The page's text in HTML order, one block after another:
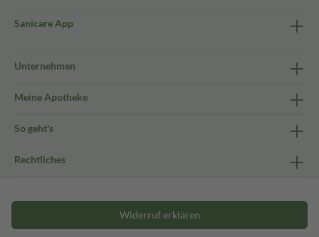
Sanicare App
Unternehmen
Meine Apotheke
So geht's
Rechtliches
Widerruf erklären